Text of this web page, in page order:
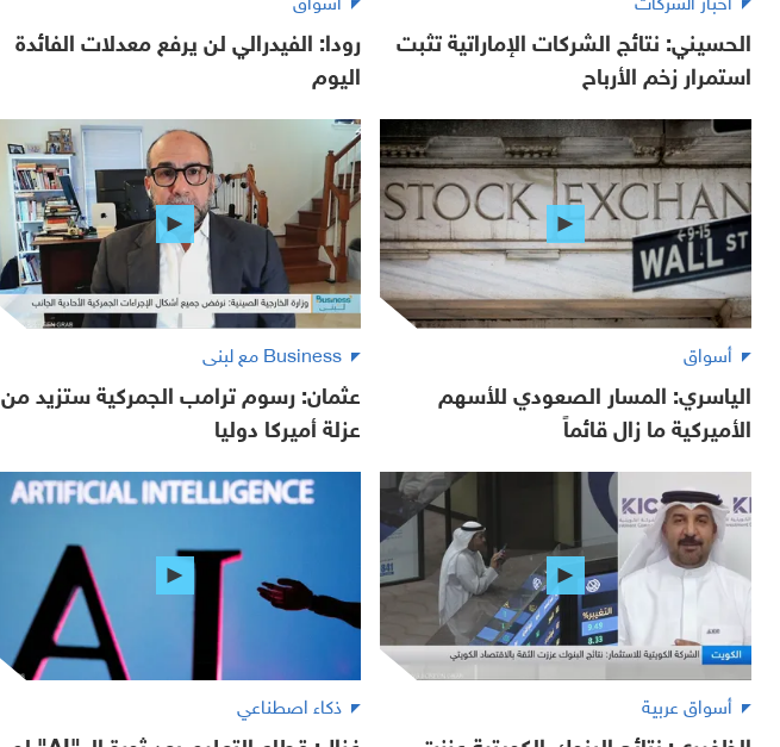
الحسيني: نتائج الشركات الإماراتية تثبت
استمرار زخم الأرباح
رودا: الفيدرالي لن يرفع معدلات الفائدة
اليوم
أسواق
الياسري: المسار الصعودي للأسهم
الأميركية ما زال قائماً
Business مع لبنى
عثمان: رسوم ترامب الجمركية ستزيد من
عزلة أميركا دوليا
أسواق عربية ذكاء اصطناعي